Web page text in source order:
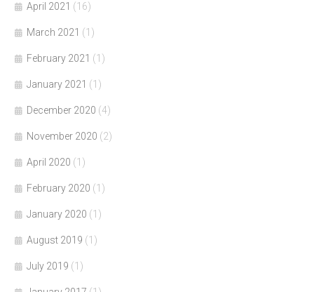
April 2021 (16)
March 2021 (1)
February 2021 (1)
January 2021 (1)
December 2020 (4)
November 2020 (2)
April 2020 (1)
February 2020 (1)
January 2020 (1)
August 2019 (1)
July 2019 (1)